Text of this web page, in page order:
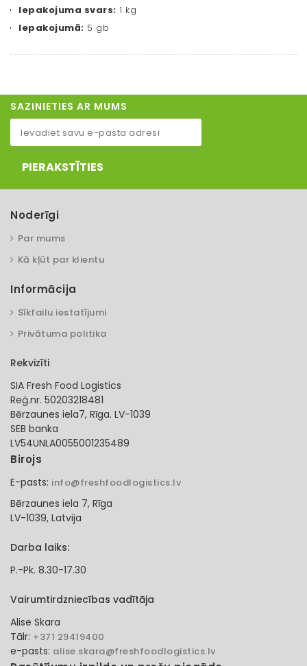
Iepakojuma svars: 1 kg
Iepakojumā: 5 gb
SAZINIETIES AR MUMS
PIERAKSTĪTIES
Noderīgi
Par mums
Kā kļūt par klientu
Informācija
Sīkfailu iestatījumi
Privātuma politika
Rekvizīti
SIA Fresh Food Logistics
Reģ.nr. 50203218481
Bērzaunes iela7, Rīga. LV-1039
SEB banka
LV54UNLA0055001235489
Birojs
E-pasts: info@freshfoodlogistics.lv
Bērzaunes iela 7, Rīga
LV-1039, Latvija
Darba laiks:
P.-Pk. 8.30-17.30
Vairumtirdzniecības vadītāja
Alise Skara
Tālr: +371 29419400
e-pasts: alise.skara@freshfoodlogistics.lv